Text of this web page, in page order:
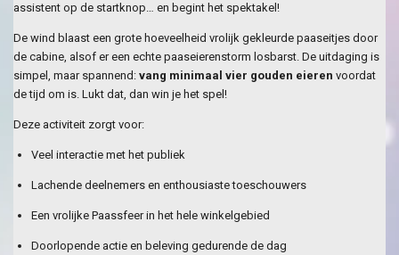
assistent op de startknop… en begint het spektakel!
De wind blaast een grote hoeveelheid vrolijk gekleurde paaseitjes door
de cabine, alsof er een echte paaseierenstorm losbarst. De uitdaging is
simpel, maar spannend: vang minimaal vier gouden eieren voordat
de tijd om is. Lukt dat, dan win je het spel!
Deze activiteit zorgt voor:
Veel interactie met het publiek
Lachende deelnemers en enthousiaste toeschouwers
Een vrolijke Paassfeer in het hele winkelgebied
Doorlopende actie en beleving gedurende de dag